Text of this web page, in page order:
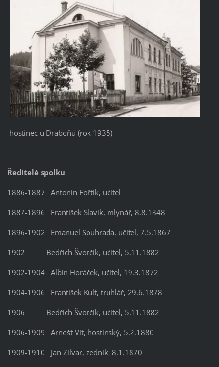
hostinec u Draboňů (rok 1935)
Ředitelé spolku
1886-1887 Antonín Fořtík, učitel
1887-1896 František Slavík, mlynář, 8.8.1848
1896-1902 Emanuel Souhrada, učitel, 7.5.1867
1902 Bedřich Švorčík, učitel, 5.11.1882
1902-1904 Albín Horáček, učitel, 19.3.1872
1904-1906 František Kult, truhlář, 29.6.1878
1906 Bedřich Švorčík, učitel, 5.11.1882
1906-1909 Arnošt Vít, hostinský, 5.2.1880
1909-1910 Jan Zilvar, zedník, 8.1.1870